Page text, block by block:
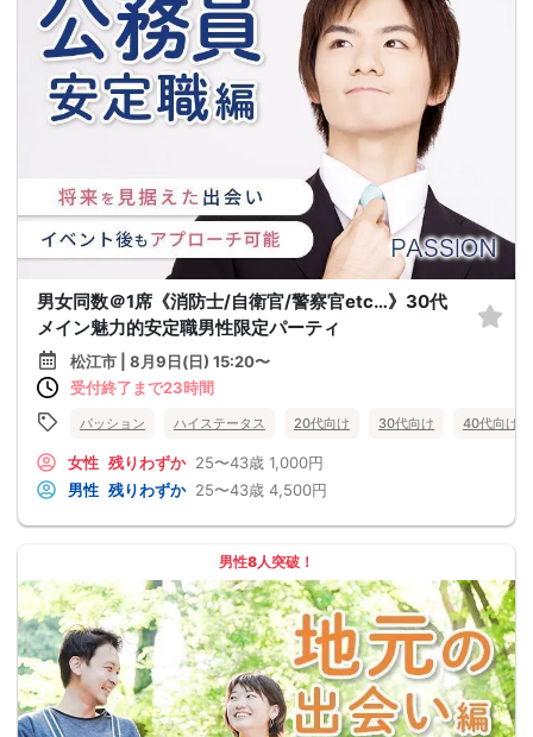
男女同数＠1席《消防士/自衛官/警察官etc…》30代
メイン魅力的安定職男性限定パーティ
松江市 | 8月9日(日) 15:20〜
受付終了まで23時間
パッション ハイステータス 20代向け 30代向け 40代向け
女性 残りわずか 25〜43歳 1,000円
男性 残りわずか 25〜43歳 4,500円
男性8人突破！